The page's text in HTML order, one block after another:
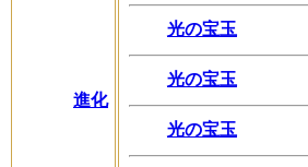
進化
光の宝玉
光の宝玉
光の宝玉